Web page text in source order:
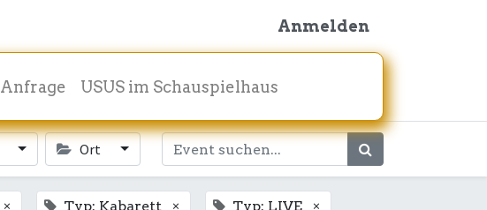
Anmelden
Anfrage USUS im Schauspielhaus
Ort
× Typ: Kabarett × Typ: LIVE ×